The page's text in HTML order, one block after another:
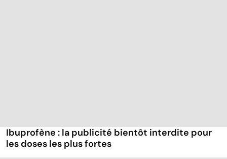
Ibuprofène : la publicité bientôt interdite pour
les doses les plus fortes